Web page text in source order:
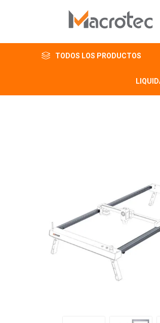
TODOS LOS PRODUCTOS